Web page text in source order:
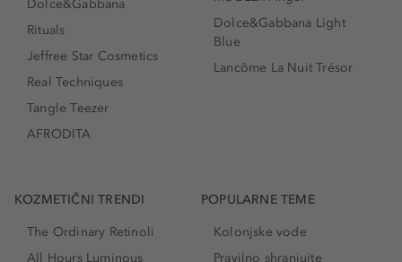
Dolce&Gabbana
Rituals
Jeffree Star Cosmetics
Real Techniques
Tangle Teezer
AFRODITA
Dolce&Gabbana Light
Blue
Lancôme La Nuit Trésor
KOZMETIČNI TRENDI
The Ordinary Retinoli
All Hours Luminous
POPULARNE TEME
Kolonjske vode
Pravilno shranjujte